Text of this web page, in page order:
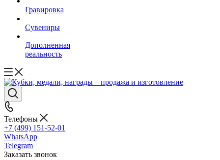
Гравировка
Сувениры
Дополненная
реальность
Телефоны
+7 (499) 151-52-01
WhatsApp
Telegram
Заказать звонок